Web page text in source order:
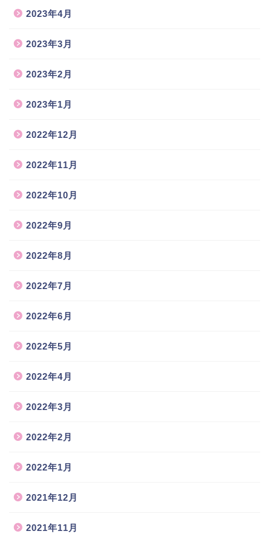
2023年4月
2023年3月
2023年2月
2023年1月
2022年12月
2022年11月
2022年10月
2022年9月
2022年8月
2022年7月
2022年6月
2022年5月
2022年4月
2022年3月
2022年2月
2022年1月
2021年12月
2021年11月